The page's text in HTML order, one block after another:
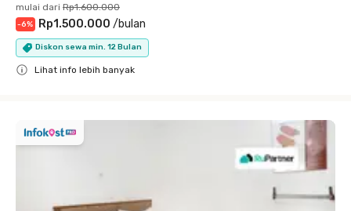
mulai dari Rp1.600.000
-6% Rp1.500.000 /bulan
Diskon sewa min. 12 Bulan
Lihat info lebih banyak